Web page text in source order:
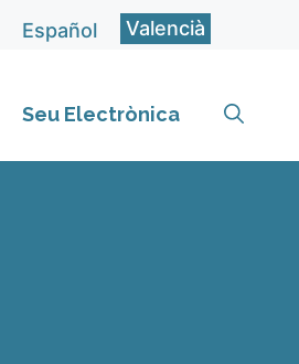
Español Valencià
Seu Electrònica